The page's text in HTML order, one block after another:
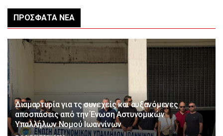
ΠΡΌΣΦΑΤΑ ΝΈΑ
Διαμαρτυρία για τς συνεχείς και αυξανόμενες
αποσπάσεις από την Ένωση Αστυνομικών
Υπαλλήλων Νομού Ιωαννίνων